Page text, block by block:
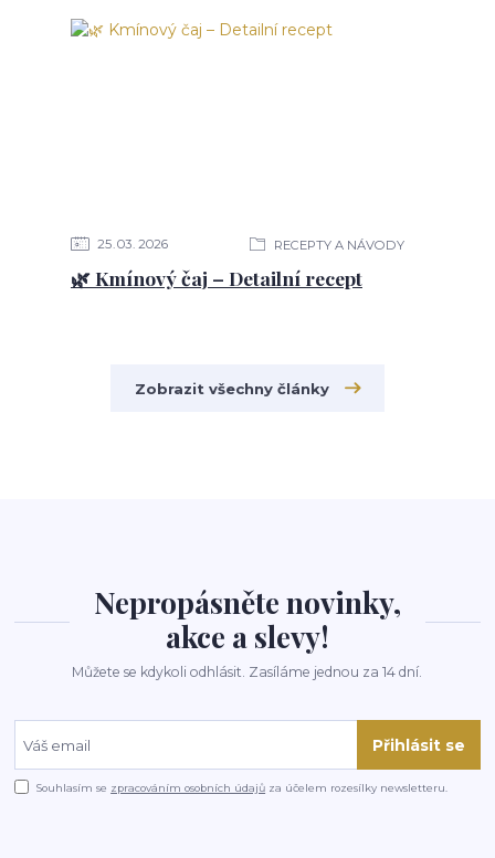
25 03 2026 RECEPTY A NÁVODY
🌿 Kmínový čaj – Detailní recept
Zobrazit všechny články
Nepropásněte novinky,
akce a slevy!
Můžete se kdykoli odhlásit. Zasíláme jednou za 14 dní.
Přihlásit se
Souhlasím se zpracováním osobních údajů za účelem rozesílky newsletteru.